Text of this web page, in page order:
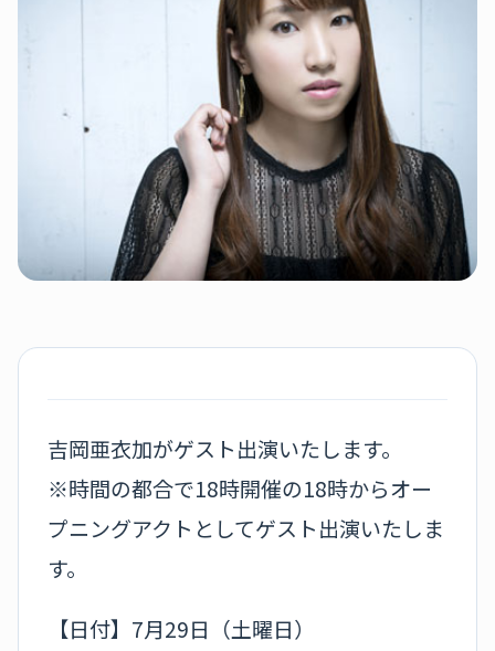
吉岡亜衣加がゲスト出演いたします。
※時間の都合で18時開催の18時からオー
プニングアクトとしてゲスト出演いたしま
す。
【日付】7月29日（土曜日）